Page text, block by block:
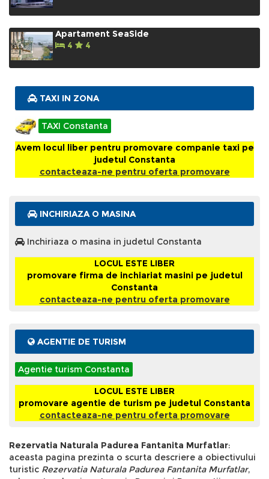
Apartament SeaSide
4
4
TAXI IN ZONA
TAXI Constanta
Avem locul liber pentru promovare companie taxi pe
judetul Constanta
contacteaza-ne pentru oferta promovare
INCHIRIAZA O MASINA
Inchiriaza o masina in judetul Constanta
LOCUL ESTE LIBER
promovare firma de inchiariat masini pe judetul
Constanta
contacteaza-ne pentru oferta promovare
AGENTIE DE TURISM
Agentie turism Constanta
LOCUL ESTE LIBER
promovare agentie de turism pe judetul Constanta
contacteaza-ne pentru oferta promovare
Rezervatia Naturala Padurea Fantanita Murfatlar:
aceasta pagina prezinta o scurta descriere a obiectivului
turistic Rezervatia Naturala Padurea Fantanita Murfatlar,